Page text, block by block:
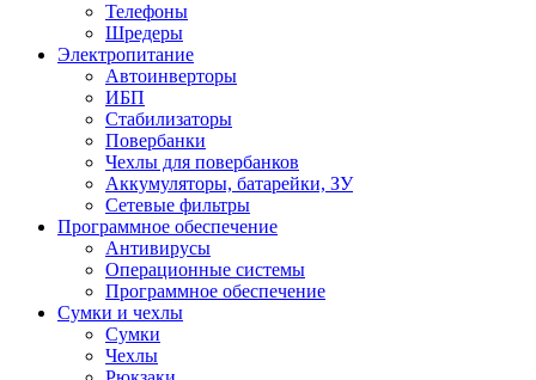
Телефоны
Шредеры
Электропитание
Автоинверторы
ИБП
Стабилизаторы
Повербанки
Чехлы для повербанков
Аккумуляторы, батарейки, ЗУ
Сетевые фильтры
Программное обеспечение
Антивирусы
Операционные системы
Программное обеспечение
Сумки и чехлы
Сумки
Чехлы